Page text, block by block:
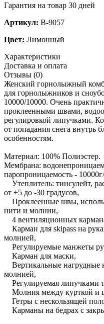
Гарантия на товар 30 дней
Артикул: B-9057
Цвет: Лимонный
Характеристики
Доставка и оплата
Отзывы (0)
Женский горнолыжный
для горнолыжников и
10000/10000. Очень
проклеенными швами,
регулировкой липучками.
от попадания снега внутрь
особенностям.
Материал: 100% Полиэстер.
Мембрана:
паропроницаемость -
Утеплитель: тинсулейт,
от +5 до -30 градусов,
Проклеенные швы,
нити и молнии,
4 вентиляционных
Карман для skipass на
молнией,
Регулируемые манжеты
Карман для маски,
Вертикальные нагрудные
молнией,
Регулируемая липучками
Молния между курткой и
Гетры с нескользящей
Карманы на бедрах с